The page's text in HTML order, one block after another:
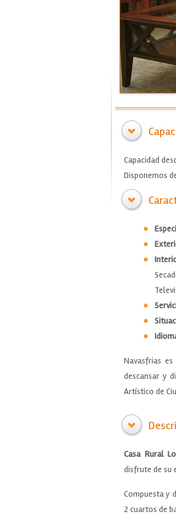
Capacidad
Disponemos
Navasfrias
descansar y
Artístico de
Casa Rural
disfrute de su
Compuesta y
2 cuartos de